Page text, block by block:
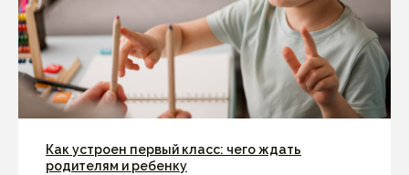
Как устроен первый класс: чего ждать
родителям и ребенку